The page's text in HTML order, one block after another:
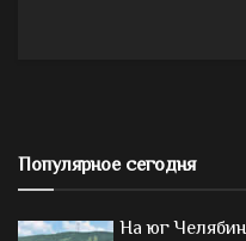
Популярное сегодня
На юг